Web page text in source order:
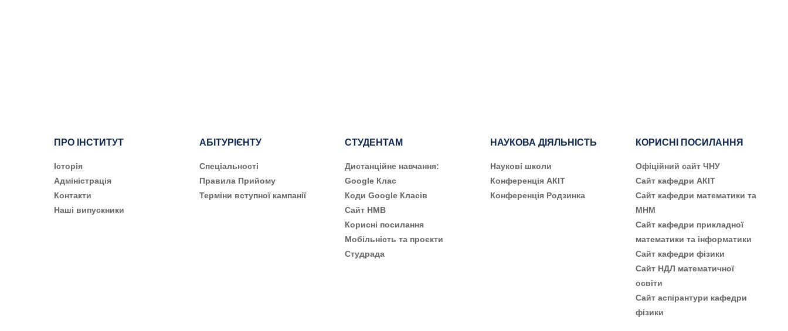
ПРО ІНСТИТУТ
Історія
Адміністрація
Контакти
Наші випускники
АБІТУРІЄНТУ
Cпеціальності
Правила Прийому
Терміни вступної кампанії
СТУДЕНТАМ
Дистанційне навчання:
Google Клас
Коди Google Класів
Сайт НМВ
Корисні посилання
Мобільність та проєкти
Студрада
НАУКОВА ДІЯЛЬНІСТЬ
Наукові школи
Конференція АКІТ
Конференція Родзинка
КОРИСНІ ПОСИЛАННЯ
Офіційний сайт ЧНУ
Сайт кафедри АКІТ
Сайт кафедри математики та
МНМ
Сайт кафедри прикладної
математики та інформатики
Сайт кафедри фізики
Сайт НДЛ математичної
освіти
Сайт аспірантури кафедри
фізики